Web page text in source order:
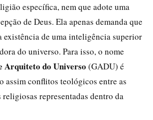
específica, nem que adote uma
de Deus. Ela apenas demanda que
existência de uma inteligência superior
do universo. Para isso, o nome
Arquiteto do Universo (GADU) é
assim conflitos teológicos entre as
representadas dentro da